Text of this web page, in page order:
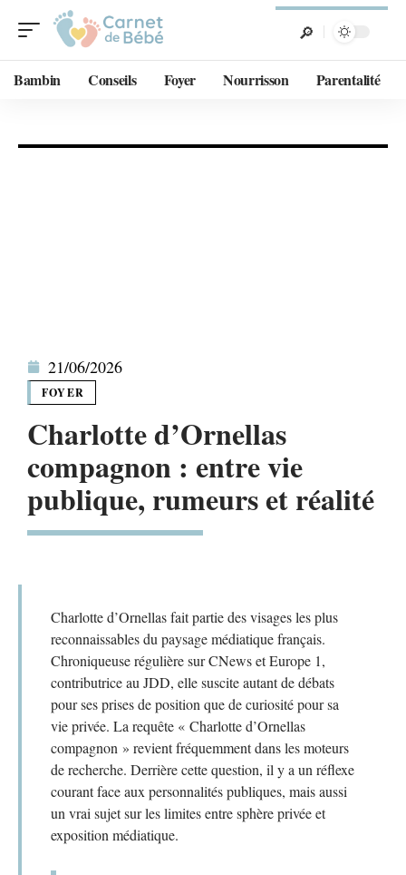
Bambin Conseils Foyer Nourrisson Parentalité
21/06/2026
FOYER
Charlotte d’Ornellas
compagnon : entre vie
publique, rumeurs et réalité
Charlotte d’Ornellas fait partie des visages les plus
reconnaissables du paysage médiatique français.
Chroniqueuse régulière sur CNews et Europe 1,
contributrice au JDD, elle suscite autant de débats
pour ses prises de position que de curiosité pour sa
vie privée. La requête « Charlotte d’Ornellas
compagnon » revient fréquemment dans les moteurs
de recherche. Derrière cette question, il y a un réflexe
courant face aux personnalités publiques, mais aussi
un vrai sujet sur les limites entre sphère privée et
exposition médiatique.